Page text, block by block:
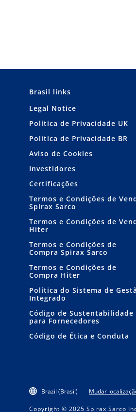
Brasil links
Legal Notice
Política de Privacidade UK
Política de Privacidade BR
Aviso de Cookies
Investidores
Certificações
Termos e Condições de
Spirax Sarco
Termos e Condições de
Hiter
Termos e Condições de
Compra Spirax Sarco
Termos e Condições de
Compra Hiter
Política do Sistema de
Integrado
Código de Sustentabilidade
para Fornecedores
Código de Ética e Conduta
Brazil (Brasil) Mudar
Copyright © 2025 Spirax Sarco